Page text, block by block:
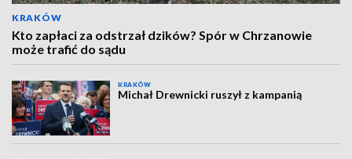
KRAKÓW
Kto zapłaci za odstrzał dzików? Spór w Chrzanowie
może trafić do sądu
KRAKÓW
Michał Drewnicki ruszył z kampanią